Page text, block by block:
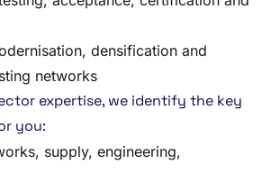
densification and
networks
expertise, we identify the key
you:
supply, engineering,